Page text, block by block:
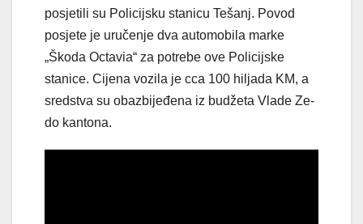
posjetili su Policijsku stanicu Tešanj. Povod
posjete je uručenje dva automobila marke
„Škoda Octavia“ za potrebe ove Policijske
stanice. Cijena vozila je cca 100 hiljada KM, a
sredstva su obazbijeđena iz budžeta Vlade Ze-
do kantona.